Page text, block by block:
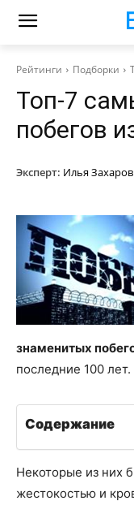
Рейтинги Подборки
Топ-7
побегов
Эксперт: Илья Захаров
знаменитых
последние 100 лет.
Содержание
Некоторые из них
жестокостью и